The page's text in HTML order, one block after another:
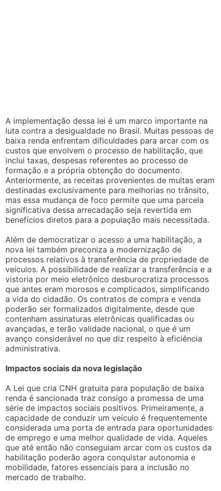
A implementação dessa lei é um marco importante na
luta contra a desigualdade no Brasil. Muitas pessoas de
baixa renda enfrentam dificuldades para arcar com os
custos que envolvem o processo de habilitação, que
inclui taxas, despesas referentes ao processo de
formação e a própria obtenção do documento.
Anteriormente, as receitas provenientes de multas eram
destinadas exclusivamente para melhorias no trânsito,
mas essa mudança de foco permite que uma parcela
significativa dessa arrecadação seja revertida em
benefícios diretos para a população mais necessitada.
Além de democratizar o acesso a uma habilitação, a
nova lei também preconiza a modernização de
processos relativos à transferência de propriedade de
veículos. A possibilidade de realizar a transferência e a
vistoria por meio eletrônico desburocratiza processos
que antes eram morosos e complicados, simplificando
a vida do cidadão. Os contratos de compra e venda
poderão ser formalizados digitalmente, desde que
contenham assinaturas eletrônicas qualificadas ou
avançadas, e terão validade nacional, o que é um
avanço considerável no que diz respeito à eficiência
administrativa.
Impactos sociais da nova legislação
A Lei que cria CNH gratuita para população de baixa
renda é sancionada traz consigo a promessa de uma
série de impactos sociais positivos. Primeiramente, a
capacidade de conduzir um veículo é frequentemente
considerada uma porta de entrada para oportunidades
de emprego e uma melhor qualidade de vida. Aqueles
que até então não conseguiam arcar com os custos da
habilitação poderão agora conquistar autonomia e
mobilidade, fatores essenciais para a inclusão no
mercado de trabalho.